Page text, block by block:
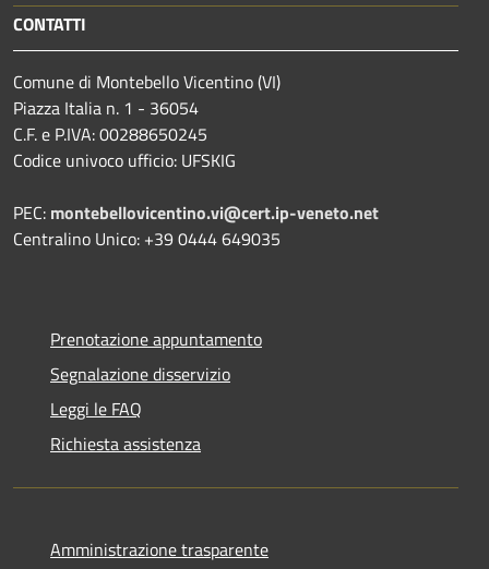
CONTATTI
Comune di Montebello Vicentino (VI)
Piazza Italia n. 1 - 36054
C.F. e P.IVA: 00288650245
Codice univoco ufficio: UFSKIG
PEC: montebellovicentino.vi@cert.ip-veneto.net
Centralino Unico: +39 0444 649035
Prenotazione appuntamento
Segnalazione disservizio
Leggi le FAQ
Richiesta assistenza
Amministrazione trasparente